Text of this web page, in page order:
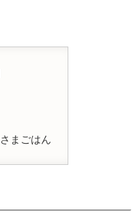
まごはん